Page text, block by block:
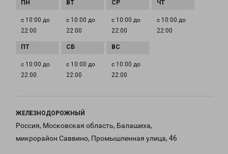
с 10:00 до
22:00
с 10:00 до
22:00
с 10:00 до
22:00
с 10:00 до
22:00
с 10:00 до
22:00
с 10:00 до
22:00
с 10:00 до
22:00
ЖЕЛЕЗНОДОРОЖНЫЙ
Россия, Московская область, Балашиха,
микрорайон Саввино, Промышленная улица, 46